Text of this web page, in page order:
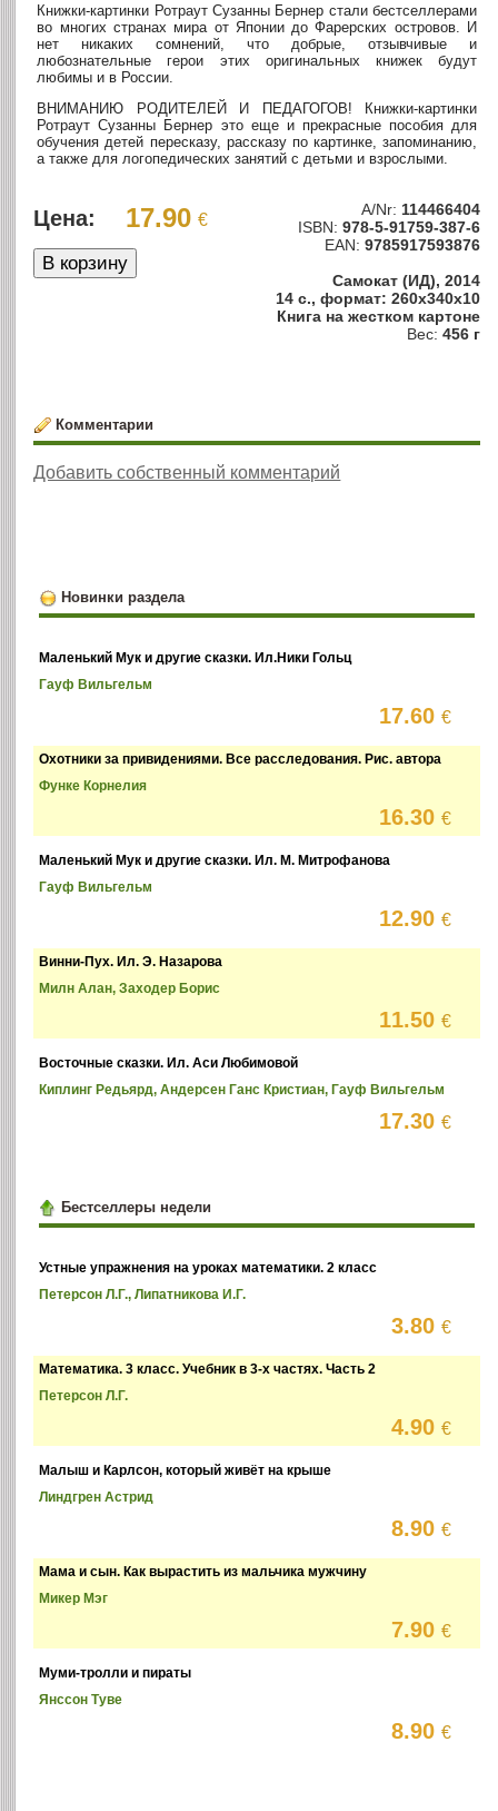
Книжки-картинки Ротраут Сузанны Бернер стали бестселлерами
во многих странах мира от Японии до Фарерских островов. И
нет никаких сомнений, что добрые, отзывчивые и
любознательные герои этих оригинальных книжек будут
любимы и в России.
ВНИМАНИЮ РОДИТЕЛЕЙ И ПЕДАГОГОВ! Книжки-картинки
Ротраут Сузанны Бернер это еще и прекрасные пособия для
обучения детей пересказу, рассказу по картинке, запоминанию,
а также для логопедических занятий с детьми и взрослыми.
Цена: 17.90 € A/Nr: 114466404
ISBN: 978-5-91759-387-6
EAN: 9785917593876
Самокат (ИД), 2014
14 с., формат: 260x340x10
Книга на жестком картоне
Вес: 456 г
Комментарии
Добавить собственный комментарий
Новинки раздела
Маленький Мук и другие сказки. Ил.Ники Гольц
Гауф Вильгельм
17.60€
Охотники за привидениями. Все расследования. Рис. автора
Функе Корнелия
16.30€
Маленький Мук и другие сказки. Ил. М. Митрофанова
Гауф Вильгельм
12.90€
Винни-Пух. Ил. Э. Назарова
Милн Алан, Заходер Борис
11.50€
Восточные сказки. Ил. Аси Любимовой
Киплинг Редьярд, Андерсен Ганс Кристиан, Гауф Вильгельм
17.30€
Бестселлеры недели
Устные упражнения на уроках математики. 2 класс
Петерсон Л.Г., Липатникова И.Г.
3.80€
Математика. 3 класс. Учебник в 3-х частях. Часть 2
Петерсон Л.Г.
4.90€
Малыш и Карлсон, который живёт на крыше
Линдгрен Астрид
8.90€
Мама и сын. Как вырастить из мальчика мужчину
Микер Мэг
7.90€
Муми-тролли и пираты
Янссон Туве
8.90€